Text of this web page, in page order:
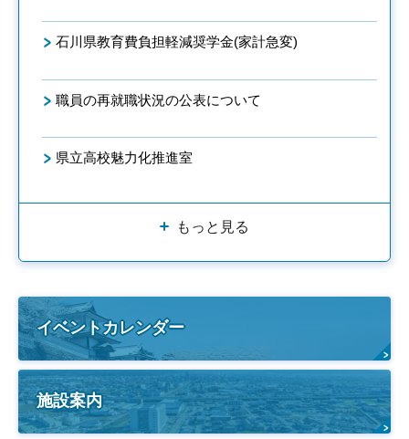
石川県教育費負担軽減奨学金(家計急変)
職員の再就職状況の公表について
県立高校魅力化推進室
もっと見る
イベントカレンダー
施設案内